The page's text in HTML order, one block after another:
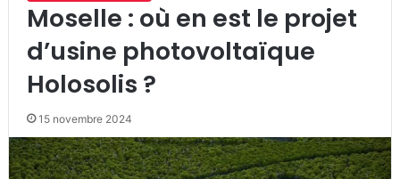
Moselle : où en est le projet
d’usine photovoltaïque
Holosolis ?
15 novembre 2024